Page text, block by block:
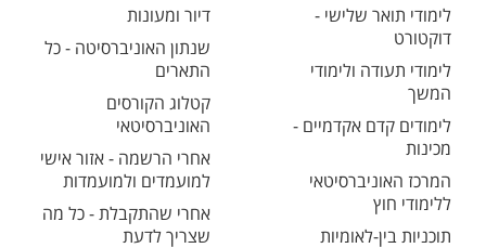
לימודי תואר שלישי -
דוקטורט
לימודי תעודה ולימודי
המשך
לימודים קדם אקדמיים -
מכינות
המרכז האוניברסיטאי
ללימודי חוץ
תוכניות בין-לאומיות
דיור ומעונות
שנתון האוניברסיטה - כל
התארים
קטלוג הקורסים
האוניברסיטאי
אחרי הרשמה - אזור אישי
למועמדים ולמועמדות
אחרי שהתקבלת - כל מה
שצריך לדעת